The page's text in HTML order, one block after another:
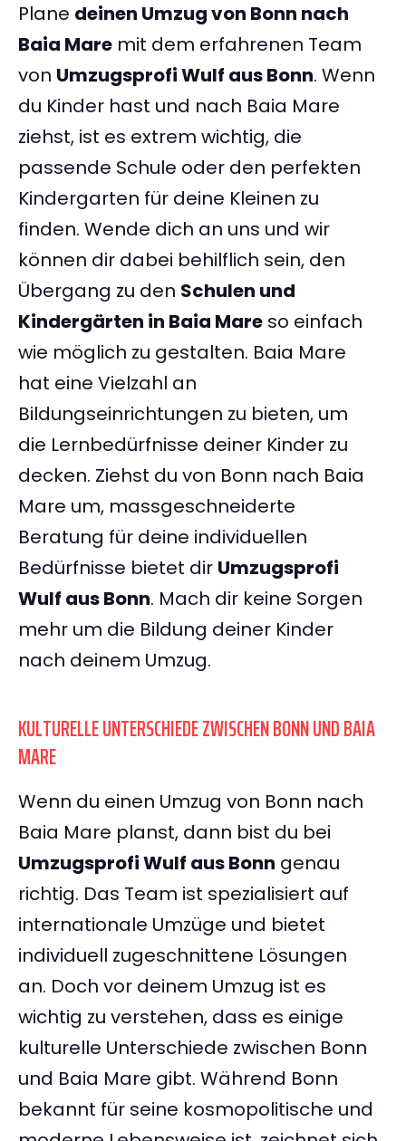
Plane deinen Umzug von Bonn nach
Baia Mare mit dem erfahrenen Team
von Umzugsprofi Wulf aus Bonn. Wenn
du Kinder hast und nach Baia Mare
ziehst, ist es extrem wichtig, die
passende Schule oder den perfekten
Kindergarten für deine Kleinen zu
finden. Wende dich an uns und wir
können dir dabei behilflich sein, den
Übergang zu den Schulen und
Kindergärten in Baia Mare so einfach
wie möglich zu gestalten. Baia Mare
hat eine Vielzahl an
Bildungseinrichtungen zu bieten, um
die Lernbedürfnisse deiner Kinder zu
decken. Ziehst du von Bonn nach Baia
Mare um, massgeschneiderte
Beratung für deine individuellen
Bedürfnisse bietet dir Umzugsprofi
Wulf aus Bonn. Mach dir keine Sorgen
mehr um die Bildung deiner Kinder
nach deinem Umzug.
KULTURELLE UNTERSCHIEDE ZWISCHEN BONN UND BAIA
MARE
Wenn du einen Umzug von Bonn nach
Baia Mare planst, dann bist du bei
Umzugsprofi Wulf aus Bonn genau
richtig. Das Team ist spezialisiert auf
internationale Umzüge und bietet
individuell zugeschnittene Lösungen
an. Doch vor deinem Umzug ist es
wichtig zu verstehen, dass es einige
kulturelle Unterschiede zwischen Bonn
und Baia Mare gibt. Während Bonn
bekannt für seine kosmopolitische und